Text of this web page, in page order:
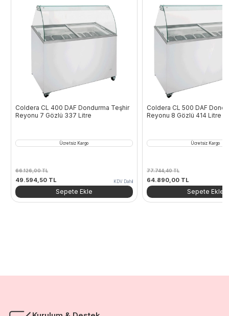
Coldera CL 400 DAF Dondurma Teşhir
Reyonu 7 Gözlü 337 Litre
Ücretsiz Kargo
66.126,00TL
Orijinal
fiyat:
66.126,00 TL.
49.594,50 TL
andaki
fiyat:
KDV Dahil
Sepete Ekle
Coldera CL 500 DAF
Reyonu 8 Gözlü 414 Litre
Ücretsiz Kargo
77.744,40TL
Orijinal
fiyat:
77.744,40 TL.
64.890,00 TL
andaki
fiyat:
Sepete Ekle